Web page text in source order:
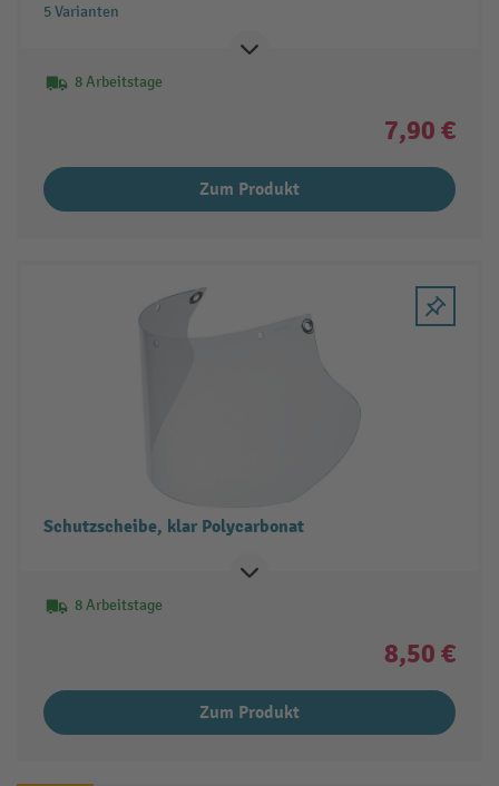
5 Varianten
8 Arbeitstage
7,90 €
Zum Produkt
Schutzscheibe, klar Polycarbonat
8 Arbeitstage
8,50 €
Zum Produkt